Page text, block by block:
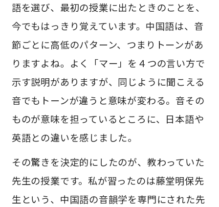
語を選び、最初の授業に出たときのことを、
今でもはっきり覚えています。中国語は、音
節ごとに高低のパターン、つまりトーンがあ
りますよね。よく「マー」を４つの言い方で
示す説明がありますが、同じように聞こえる
音でもトーンが違うと意味が変わる。音その
ものが意味を担っているところに、日本語や
英語との違いを感じました。
その驚きを決定的にしたのが、教わっていた
先生の授業です。私が習ったのは藤堂明保先
生という、中国語の音韻学を専門にされた先